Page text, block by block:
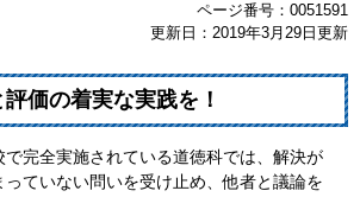
ページ番号：0051591
更新日：2019年3月29日更新
価の着実な実践を！
完全実施されている道徳科では、解決が
っていない問いを受け止め、他者と議論を